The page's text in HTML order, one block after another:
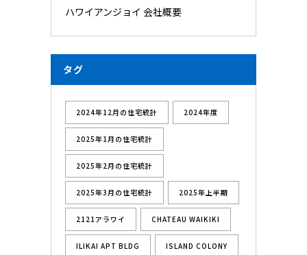
ハワイアンジョイ 会社概要
タグ
2024年12月の住宅統計 2024年度
2025年1月の住宅統計
2025年2月の住宅統計
2025年3月の住宅統計 2025年上半期
2121アラワイ CHATEAU WAIKIKI
ILIKAI APT BLDG ISLAND COLONY